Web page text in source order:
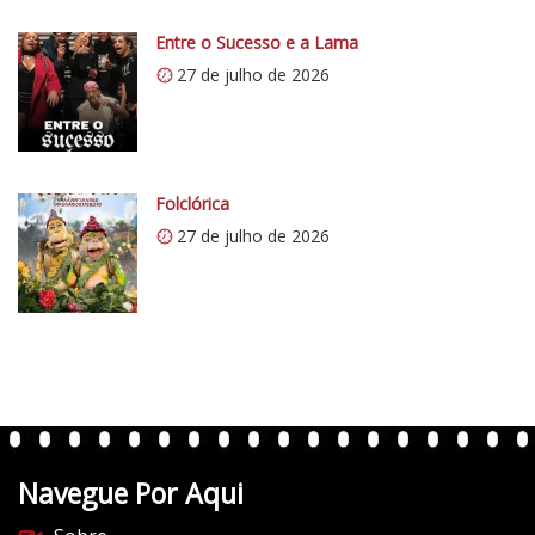
0
.
w
p
.
o
m
/
v
e
n
e
Entre o Sucesso e a Lama
27 de julho de 2026
Folclórica
27 de julho de 2026
Navegue Por Aqui